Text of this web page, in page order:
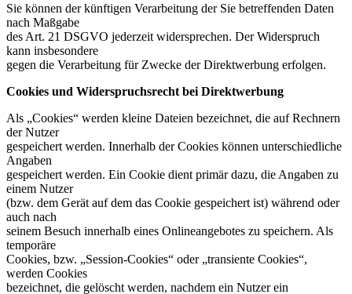
Sie können der künftigen Verarbeitung der Sie betreffenden Daten
nach Maßgabe
des Art. 21 DSGVO jederzeit widersprechen. Der Widerspruch
kann insbesondere
gegen die Verarbeitung für Zwecke der Direktwerbung erfolgen.
Cookies und Widerspruchsrecht bei Direktwerbung
Als „Cookies“ werden kleine Dateien bezeichnet, die auf Rechnern
der Nutzer
gespeichert werden. Innerhalb der Cookies können unterschiedliche
Angaben
gespeichert werden. Ein Cookie dient primär dazu, die Angaben zu
einem Nutzer
(bzw. dem Gerät auf dem das Cookie gespeichert ist) während oder
auch nach
seinem Besuch innerhalb eines Onlineangebotes zu speichern. Als
temporäre
Cookies, bzw. „Session-Cookies“ oder „transiente Cookies“,
werden Cookies
bezeichnet, die gelöscht werden, nachdem ein Nutzer ein